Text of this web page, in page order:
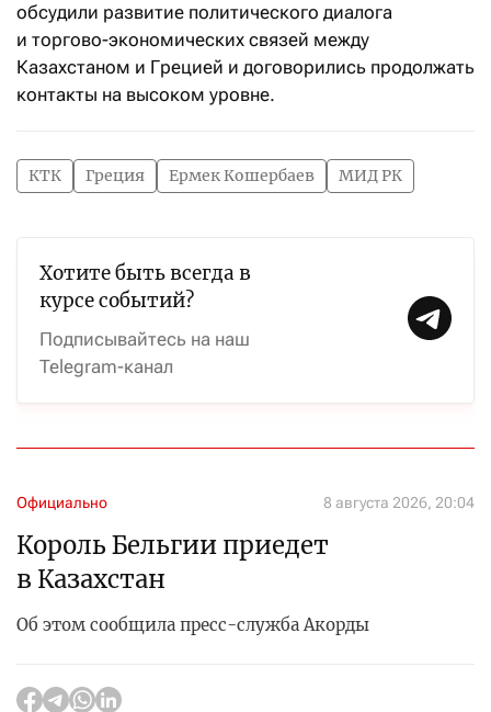
обсудили развитие политического диалога
и торгово-экономических связей между
Казахстаном и Грецией и договорились продолжать
контакты на высоком уровне.
КТК Греция Ермек Кошербаев МИД РК
Хотите быть всегда в
курсе событий?
Подписывайтесь на наш
Telegram-канал
Официально 8 августа 2026, 20:04
Король Бельгии приедет
в Казахстан
Об этом сообщила пресс-служба Акорды